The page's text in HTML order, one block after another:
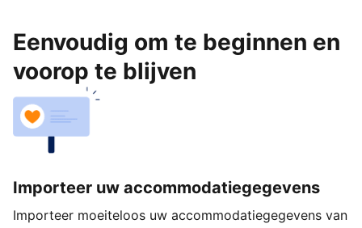
Eenvoudig om te beginnen en
voorop te blijven
Importeer uw accommodatiegegevens
Importeer moeiteloos uw accommodatiegegevens van